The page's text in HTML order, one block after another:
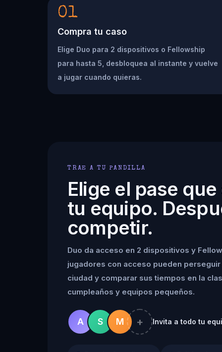
01
Compra tu caso
Elige Duo para 2 dispositivos o Fellowship
para hasta 5, desbloquea al instante y vuelve
a jugar cuando quieras.
TRAE A TU PANDILLA
Elige el pase
tu equipo.
competir.
Duo da acceso en 2 dispositivos y
jugadores con acceso pueden
ciudad y comparar sus tiempos en la
cumpleaños y equipos pequeños.
A S M + Invita a todo tu